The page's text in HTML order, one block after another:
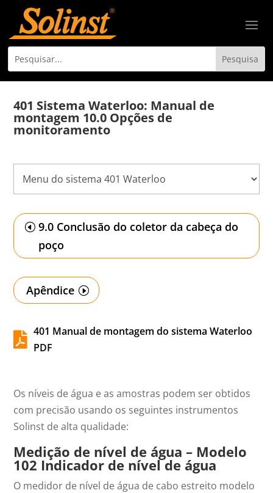
401 Sistema Waterloo: Manual de
montagem 10.0 Opções de
monitoramento
9.0 Conclusão do coletor da cabeça do
poço
Apêndice
 401 Manual de montagem do sistema Waterloo
PDF
Os níveis de água e as amostras podem ser obtidos
com precisão usando os seguintes instrumentos
Solinst de alta qualidade:
Medição de nível de água – Modelo
102 Indicador de nível de água
O medidor de nível de água de cabo estreito modelo